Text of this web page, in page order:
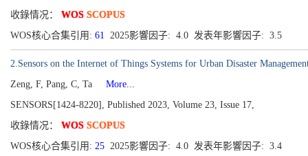
收錄情况： WOS SCOPUS
WOS核心合集引用: 61 2025影響因子: 4.0 发表年影響因子: 3.5
2.Sensors on the Internet of Things Systems for Urban Disaster
Zeng, F, Pang, C, Ta
More...
SENSORS[1424-8220], Published 2023, Volume 23, Issue 17,
收錄情况： WOS SCOPUS
WOS核心合集引用: 25 2025影響因子: 4.0 发表年影響因子: 3.4